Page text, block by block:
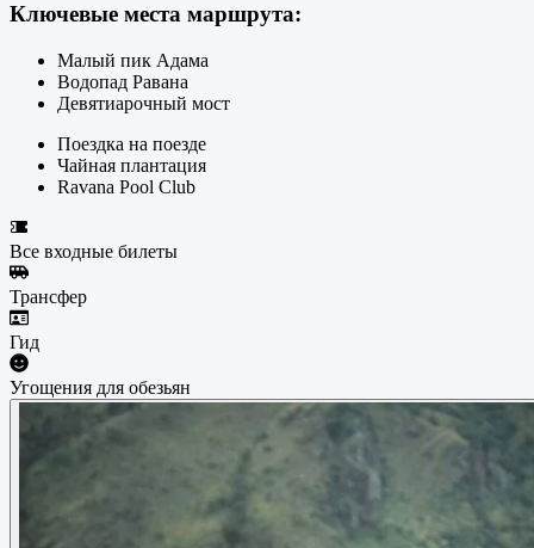
Ключевые места маршрута:
Малый пик Адама
Водопад Равана
Девятиарочный мост
Поездка на поезде
Чайная плантация
Ravana Pool Club
Все входные билеты
Трансфер
Гид
Угощения для обезьян